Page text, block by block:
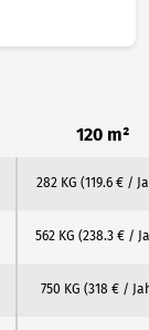
120 m²
282 KG (119.6 € /
562 KG (238.3 € /
750 KG (318 € /